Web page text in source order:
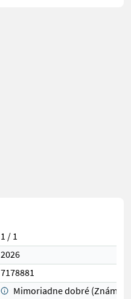
1 / 1
2026
7178881
Mimoriadne dobré (Známka